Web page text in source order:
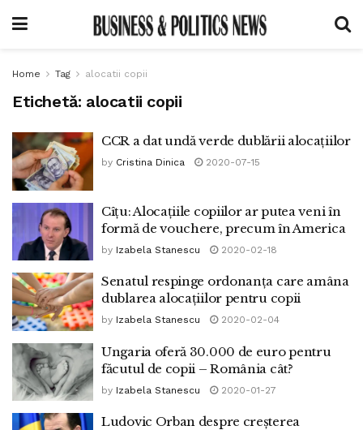
Home Tag alocatii copii
Etichetă: alocatii copii
CCR a dat undă verde dublării alocațiilor
by Cristina Dinica 2020-07-15
Cîțu: Alocațiile copiilor ar putea veni în
formă de vouchere, precum în America
by Izabela Stanescu 2020-02-18
Senatul respinge ordonanța care amâna
dublarea alocațiilor pentru copii
by Izabela Stanescu 2020-02-04
Ungaria oferă 30.000 de euro pentru
făcutul de copii – România cât?
by Izabela Stanescu 2020-01-27
Ludovic Orban despre creșterea